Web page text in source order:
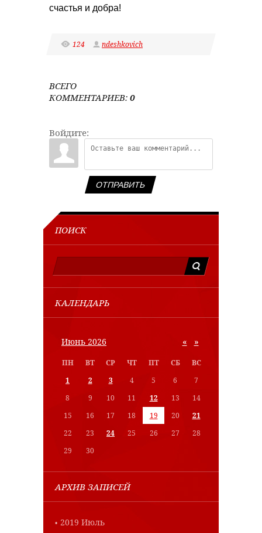
счастья и добра!
124 ndeshkovich
ВСЕГО
КОММЕНТАРИЕВ: 0
Войдите:
ОТПРАВИТЬ
ПОИСК
КАЛЕНДАРЬ
«
Июнь 2026 »
ПН ВТ СР ЧТ ПТ СБ
ВС
1
2 3 4 5 6
7
8
9 10 11 12 13
14
15
16 17 18 19 20
21
22
23 24 25 26 27
28
29
30
АРХИВ ЗАПИСЕЙ
2019 Июль